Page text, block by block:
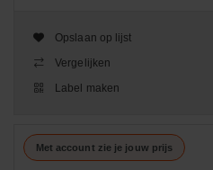
Opslaan op lijst
Vergelijken
Label maken
Met account zie je jouw prijs